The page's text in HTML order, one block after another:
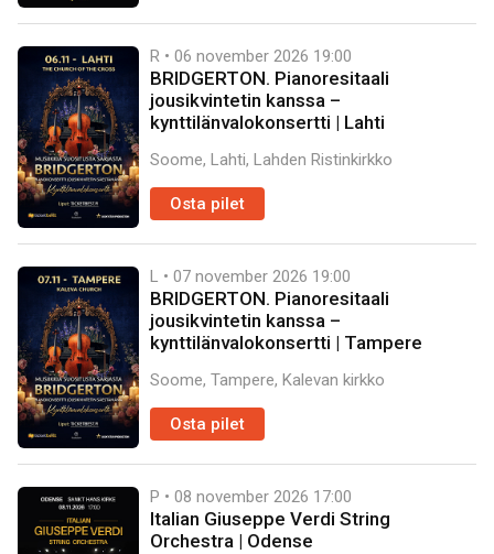
R • 06 november 2026 19:00
BRIDGERTON. Pianoresitaali
jousikvintetin kanssa –
kynttilänvalokonsertti | Lahti
Soome, Lahti, Lahden Ristinkirkko
Osta pilet
L • 07 november 2026 19:00
BRIDGERTON. Pianoresitaali
jousikvintetin kanssa –
kynttilänvalokonsertti | Tampere
Soome, Tampere, Kalevan kirkko
Osta pilet
P • 08 november 2026 17:00
Italian Giuseppe Verdi String
Orchestra | Odense